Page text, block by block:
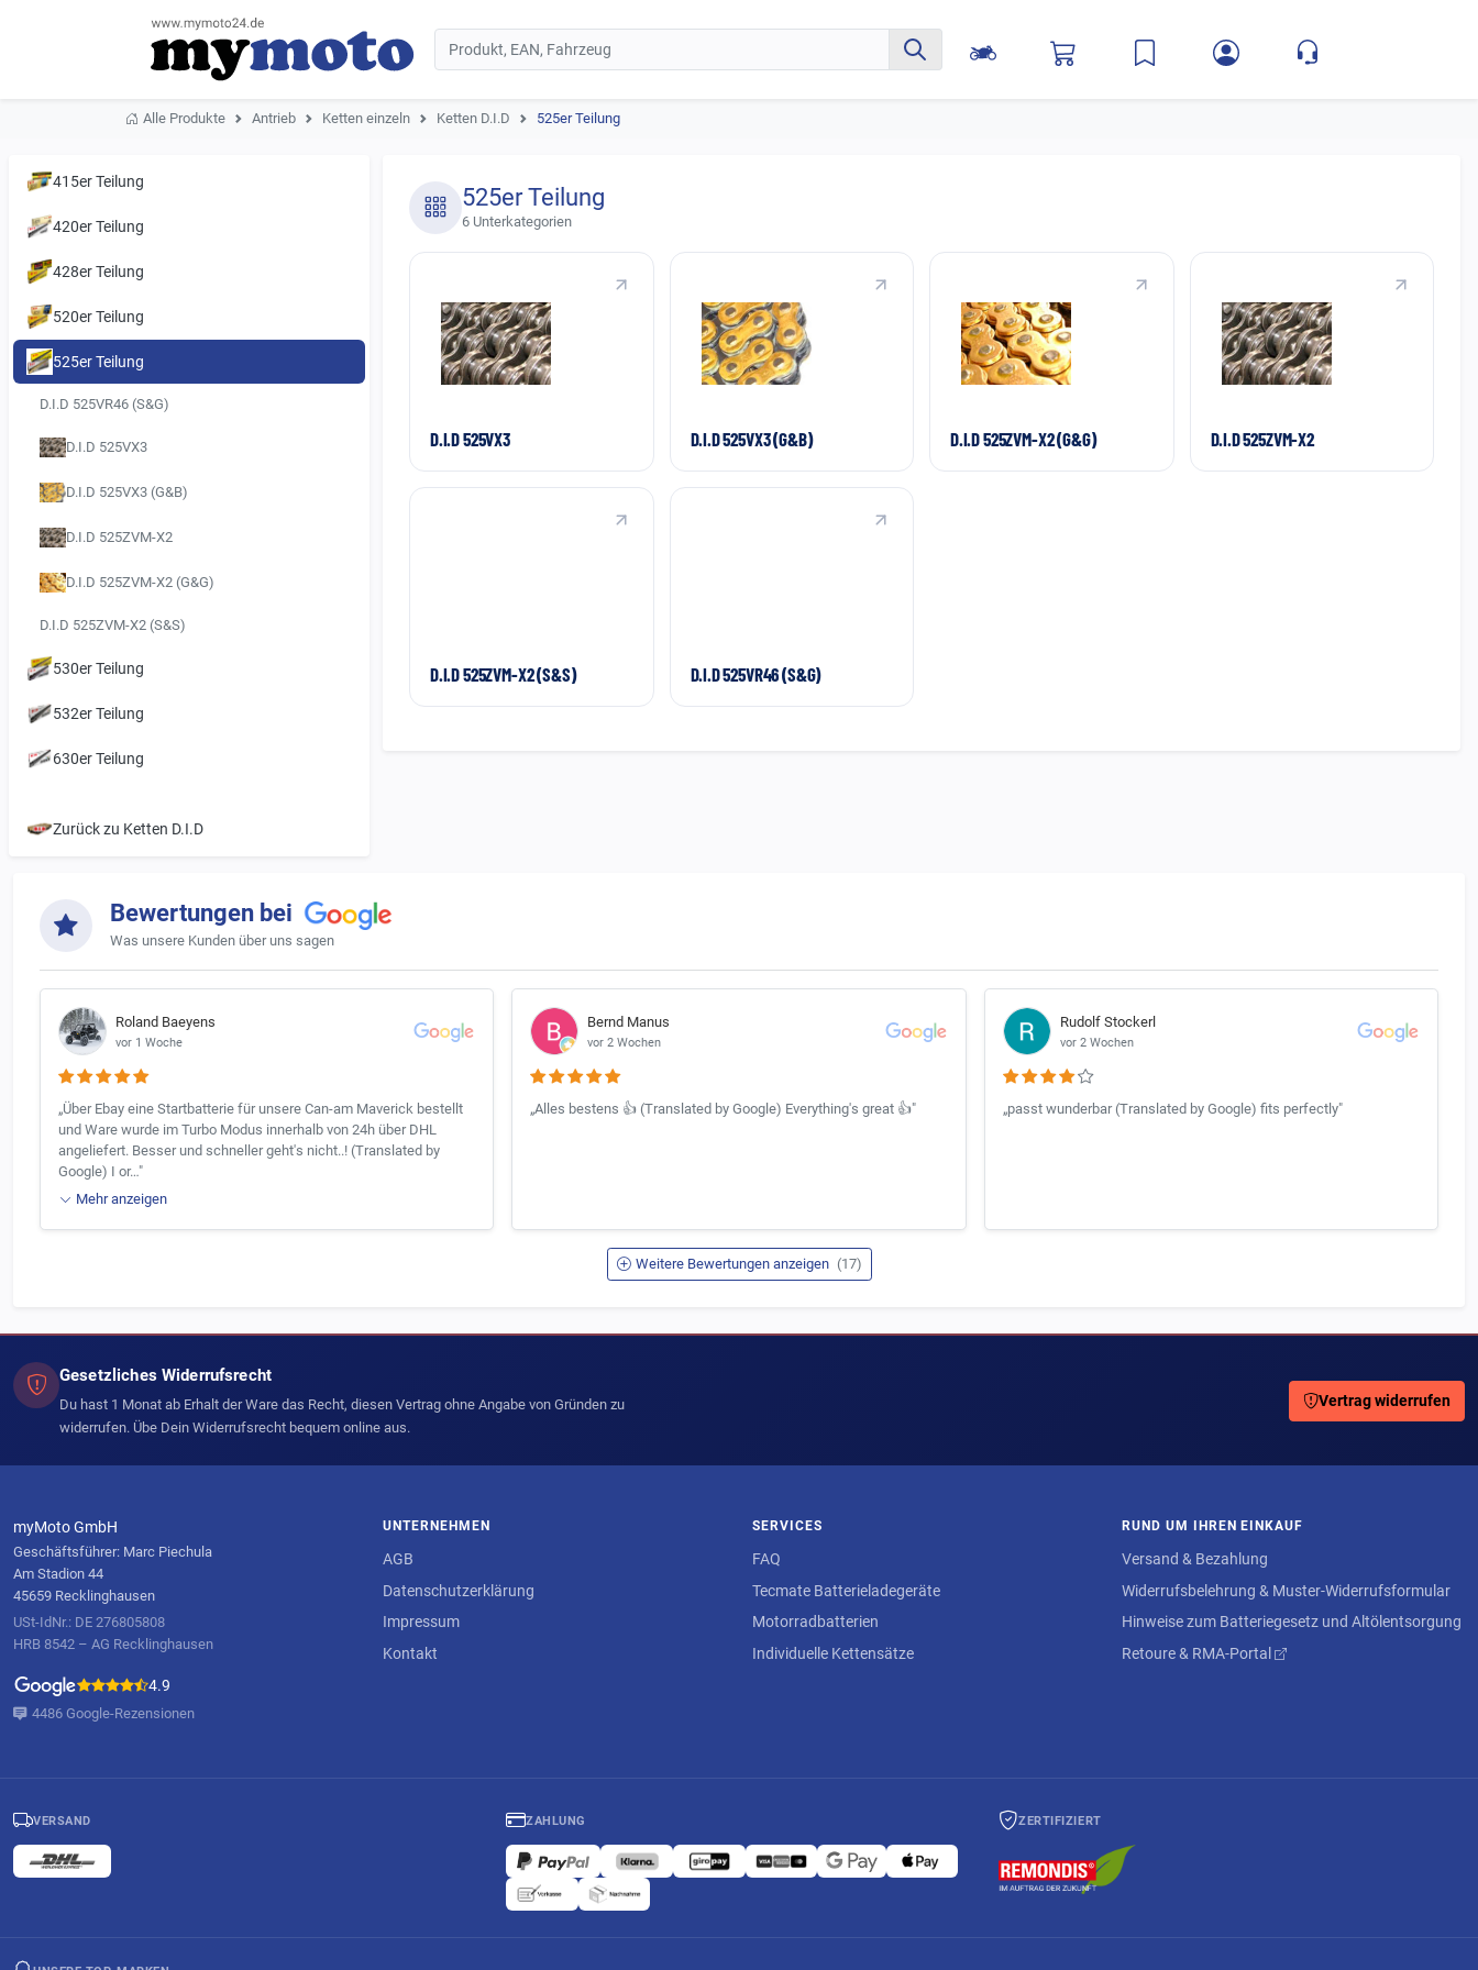
Alle Produkte Antrieb Ketten einzeln Ketten D.I.D 525er Teilung
415er Teilung
420er Teilung
428er Teilung
520er Teilung
525er Teilung
D.I.D 525VR46 (S&G)
D.I.D 525VX3
D.I.D 525VX3 (G&B)
D.I.D 525ZVM-X2
D.I.D 525ZVM-X2 (G&G)
D.I.D 525ZVM-X2 (S&S)
530er Teilung
532er Teilung
630er Teilung
Zurück zu Ketten D.I.D
525er Teilung
6 Unterkategorien
D.I.D 525VX3 D.I.D 525VX3 (G&B) D.I.D 525ZVM-X2 (G&G) D.I.D 525ZVM-X2
D.I.D 525ZVM-X2 (S&S) D.I.D 525VR46 (S&G)
Bewertungen bei
Was unsere Kunden über uns sagen
Roland Baeyens
vor 1 Woche
„Über Ebay eine Startbatterie für unsere Can-am Maverick bestellt
und Ware wurde im Turbo Modus innerhalb von 24h über DHL
angeliefert. Besser und schneller geht's nicht..! (Translated by
Google) I or…"
Mehr anzeigen
Bernd Manus
vor 2 Wochen
„Alles bestens 👍 (Translated by Google) Everything's great 👍"
Rudolf Stockerl
vor 2 Wochen
„passt wunderbar (Translated by Google) fits perfectly"
Weitere Bewertungen anzeigen (17)
Gesetzliches Widerrufsrecht
Du hast 1 Monat ab Erhalt der Ware das Recht, diesen Vertrag ohne Angabe von Gründen zu
widerrufen. Übe Dein Widerrufsrecht bequem online aus.
Vertrag widerrufen
myMoto GmbH
Geschäftsführer: Marc Piechula
Am Stadion 44
45659 Recklinghausen
USt-IdNr.: DE 276805808
HRB 8542 – AG Recklinghausen
4.9
4486 Google-Rezensionen
UNTERNEHMEN
AGB
Datenschutzerklärung
Impressum
Kontakt
SERVICES
FAQ
Tecmate Batterieladegeräte
Motorradbatterien
Individuelle Kettensätze
RUND UM IHREN EINKAUF
Versand & Bezahlung
Widerrufsbelehrung & Muster-Widerrufsformular
Hinweise zum Batteriegesetz und Altölentsorgung
Retoure & RMA-Portal
VERSAND ZAHLUNG ZERTIFIZIERT